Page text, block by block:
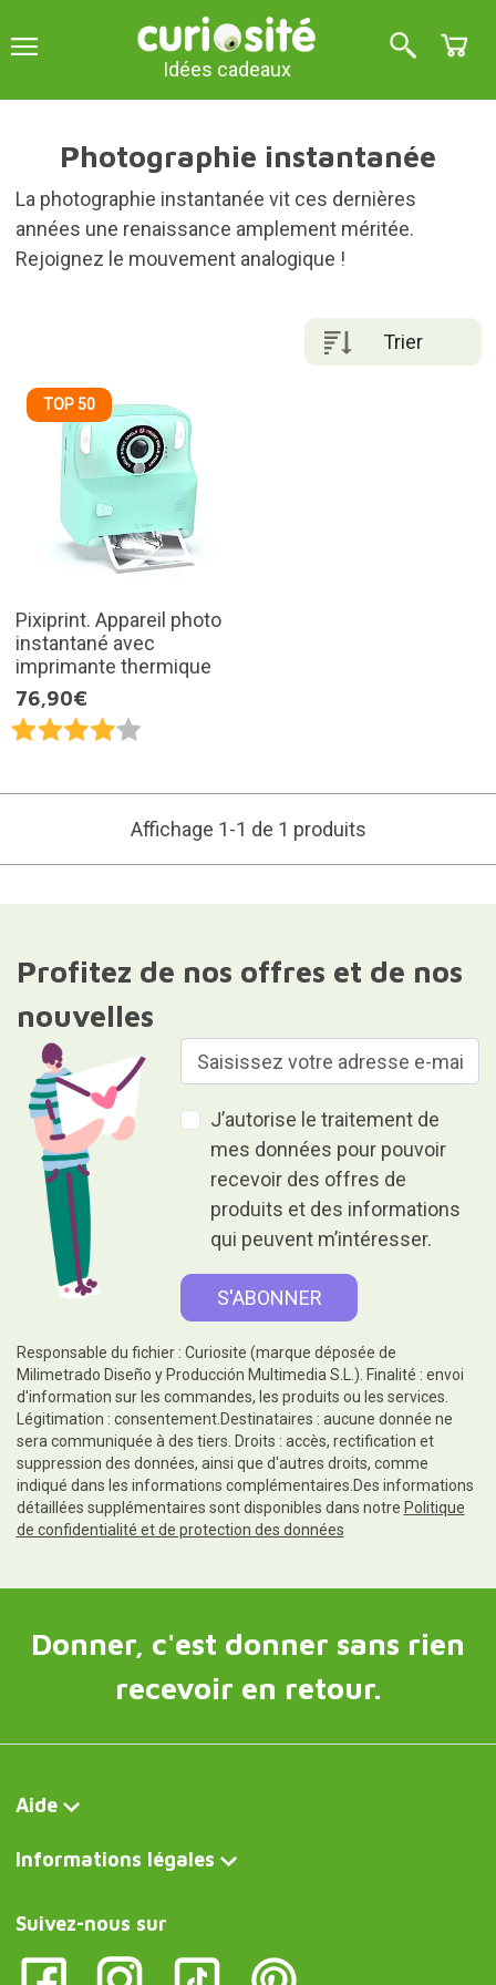
Idées cadeaux
Photographie instantanée
La photographie instantanée vit ces dernières
années une renaissance amplement méritée.
Rejoignez le mouvement analogique !
Trier
TOP 50
Pixiprint. Appareil photo
instantané avec
imprimante thermique
76,90€
Affichage 1-1 de 1 produits
Profitez de nos offres et de nos
nouvelles
J’autorise le traitement de
mes données pour pouvoir
recevoir des offres de
produits et des informations
qui peuvent m’intéresser.
Responsable du fichier : Curiosite (marque déposée de
Milimetrado Diseño y Producción Multimedia S.L.). Finalité : envoi
d'information sur les commandes, les produits ou les services.
Légitimation : consentement.Destinataires : aucune donnée ne
sera communiquée à des tiers. Droits : accès, rectification et
suppression des données, ainsi que d'autres droits, comme
indiqué dans les informations complémentaires.Des informations
détaillées supplémentaires sont disponibles dans notre Politique
de confidentialité et de protection des données
Donner, c'est donner sans rien
recevoir en retour.
Aide
Informations légales
Suivez-nous sur